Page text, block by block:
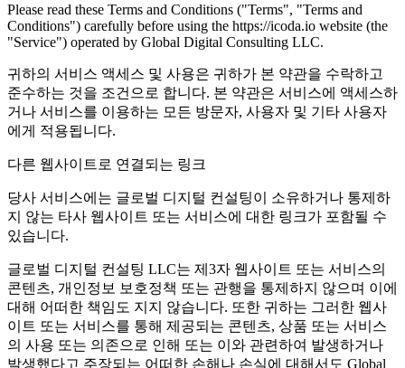
Please read these Terms and Conditions ("Terms", "Terms and
Conditions") carefully before using the https://icoda.io website (the
"Service") operated by Global Digital Consulting LLC.
귀하의 서비스 액세스 및 사용은 귀하가 본 약관을 수락하고
준수하는 것을 조건으로 합니다. 본 약관은 서비스에 액세스하
거나 서비스를 이용하는 모든 방문자, 사용자 및 기타 사용자
에게 적용됩니다.
다른 웹사이트로 연결되는 링크
당사 서비스에는 글로벌 디지털 컨설팅이 소유하거나 통제하
지 않는 타사 웹사이트 또는 서비스에 대한 링크가 포함될 수
있습니다.
글로벌 디지털 컨설팅 LLC는 제3자 웹사이트 또는 서비스의
콘텐츠, 개인정보 보호정책 또는 관행을 통제하지 않으며 이에
대해 어떠한 책임도 지지 않습니다. 또한 귀하는 그러한 웹사
이트 또는 서비스를 통해 제공되는 콘텐츠, 상품 또는 서비스
의 사용 또는 의존으로 인해 또는 이와 관련하여 발생하거나
발생했다고 주장되는 어떠한 손해나 손실에 대해서도 Global